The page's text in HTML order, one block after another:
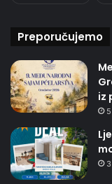
Preporučujemo
iz